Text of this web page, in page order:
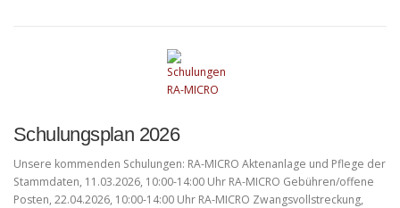
Schulungsplan 2026
Unsere kommenden Schulungen: RA-MICRO Aktenanlage und Pflege der
Stammdaten, 11.03.2026, 10:00-14:00 Uhr RA-MICRO Gebühren/offene
Posten, 22.04.2026, 10:00-14:00 Uhr RA-MICRO Zwangsvollstreckung,